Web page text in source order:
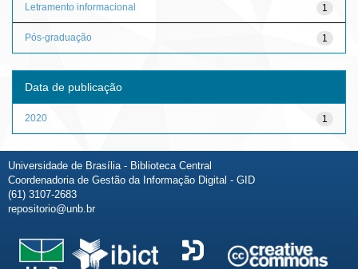
1
Letramento informacional
1
Pós-graduação
Data de publicação
1
2020
Universidade de Brasília - Biblioteca Central
Coordenadoria de Gestão da Informação Digital - GID
(61) 3107-2683
repositorio@unb.br